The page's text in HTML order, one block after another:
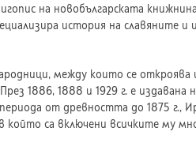
на новобългарската
история на славяните и
между които се
1886, 1888 и 1929 г. е издавана
от древността до 1875 г.,
са включени всичките му